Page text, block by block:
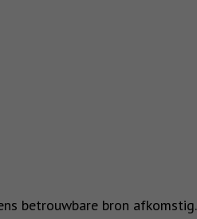
betrouwbare bron afkomstig.